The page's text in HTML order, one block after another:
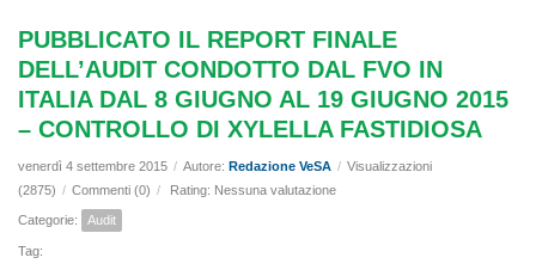
PUBBLICATO IL REPORT FINALE
DELL’AUDIT CONDOTTO DAL FVO IN
ITALIA DAL 8 GIUGNO AL 19 GIUGNO 2015
– CONTROLLO DI XYLELLA FASTIDIOSA
venerdì 4 settembre 2015 / Autore: Redazione VeSA / Visualizzazioni
(2875) / Commenti (0) / Rating: Nessuna valutazione
Categorie: Audit
Tag: